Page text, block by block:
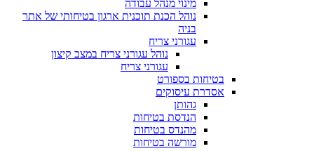
מינוי מנהל עבודה
נוהל הכנת תוכנית ארגון בטיחותי של אתר
בניה
עגורני צריח
נוהל עגורני צריח במצב קיצון
עגורני צריח
בטיחות בספורט
אסדרת עיסוקים
גהותן
הנדסת בטיחות
מהנדס בטיחות
מורשה בטיחות